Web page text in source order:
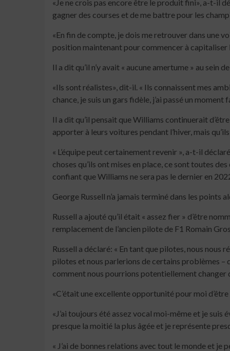
«Je ne crois pas encore être le produit fini», a-t-il
gagner des courses et de me battre pour les
«En fin de compte, je dois me retrouver dans une
position maintenant pour commencer à capitaliser
Il a dit qu’il n’y avait « aucune amertume » au sein
«Ils sont réalistes», dit-il. « Ils connaissent mes
chance, je suis un gars fidèle, j’ai passé un
Il a dit qu’il pensait que Williams continuerait
apporter à leurs voitures pendant l’hiver, mais
« L’équipe peut certainement revenir », a-t-il
choses qu’ils ont mises en place, ce sont toutes
confiant que Williams ne sera pas le dernier en
George Russell n’a jamais terminé dans les
Russell a ajouté qu’il était « assez fier » d’être
remplacement de l’ancien pilote de F1 Romain
Russell a déclaré: « En tant que pilotes, nous
pilotes et nous parlerions de certains problèmes –
comment nous pourrions potentiellement changer
«C’était une excellente opportunité pour moi
«J’ai toujours été assez vocal moi-même et je
presque la moitié la plus âgée et je représente
« J’ai de bonnes relations avec tout le monde et je